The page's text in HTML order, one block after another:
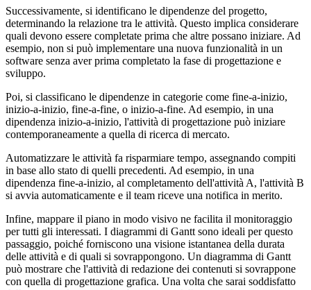
Successivamente, si identificano le dipendenze del progetto,
determinando la relazione tra le attività. Questo implica considerare
quali devono essere completate prima che altre possano iniziare. Ad
esempio, non si può implementare una nuova funzionalità in un
software senza aver prima completato la fase di progettazione e
sviluppo.
Poi, si classificano le dipendenze in categorie come fine-a-inizio,
inizio-a-inizio, fine-a-fine, o inizio-a-fine. Ad esempio, in una
dipendenza inizio-a-inizio, l'attività di progettazione può iniziare
contemporaneamente a quella di ricerca di mercato.
Automatizzare le attività fa risparmiare tempo, assegnando compiti
in base allo stato di quelli precedenti. Ad esempio, in una
dipendenza fine-a-inizio, al completamento dell'attività A, l'attività B
si avvia automaticamente e il team riceve una notifica in merito.
Infine, mappare il piano in modo visivo ne facilita il monitoraggio
per tutti gli interessati. I diagrammi di Gantt sono ideali per questo
passaggio, poiché forniscono una visione istantanea della durata
delle attività e di quali si sovrappongono. Un diagramma di Gantt
può mostrare che l'attività di redazione dei contenuti si sovrappone
con quella di progettazione grafica. Una volta che sarai soddisfatto